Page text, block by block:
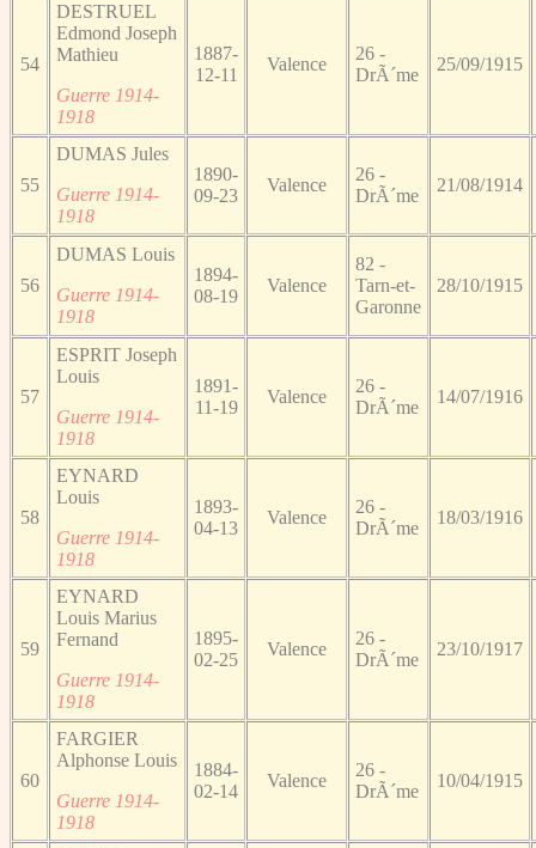
54
DESTRUEL
Edmond Joseph
Mathieu
Guerre 1914-
1918
1887-
12-11
Valence
26 -
DrÃ´me
25/09/1915
55
DUMAS Jules
Guerre 1914-
1918
1890-
09-23
Valence
26 -
DrÃ´me
21/08/1914
56
DUMAS Louis
Guerre 1914-
1918
1894-
08-19
Valence
82 -
Tarn-et-
Garonne
28/10/1915
57
ESPRIT Joseph
Louis
Guerre 1914-
1918
1891-
11-19
Valence
26 -
DrÃ´me
14/07/1916
58
EYNARD
Louis
Guerre 1914-
1918
1893-
04-13
Valence
26 -
DrÃ´me
18/03/1916
59
EYNARD
Louis Marius
Fernand
Guerre 1914-
1918
1895-
02-25
Valence
26 -
DrÃ´me
23/10/1917
60
FARGIER
Alphonse Louis
Guerre 1914-
1918
1884-
02-14
Valence
26 -
DrÃ´me
10/04/1915